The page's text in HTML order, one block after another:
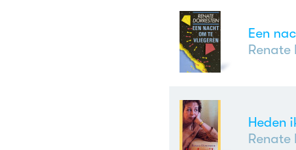
Een
Renate
Heden
Renate